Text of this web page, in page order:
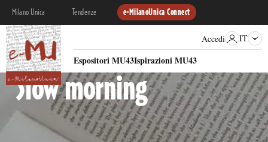
Milano Unica Tendenze e-MilanoUnica Connect
Espositori MU43Ispirazioni MU43
Accedi IT
Slow morning
RACCONTO MATERICO